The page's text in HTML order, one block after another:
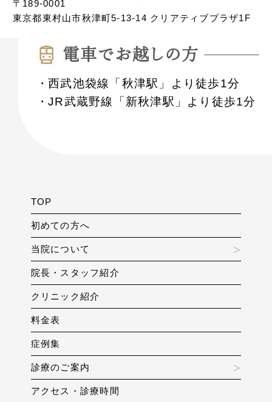
〒189-0001
東京都東村山市秋津町5-13-14 クリアティブプラザ1F
電⾞でお越しの⽅
西武池袋線「秋津駅」より徒歩1分
JR武蔵野線「新秋津駅」より徒歩1分
TOP
初めての方へ
当院について
院長・スタッフ紹介
クリニック紹介
料金表
症例集
診療のご案内
アクセス・診療時間